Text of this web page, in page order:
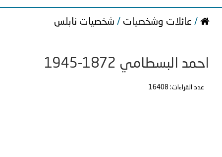
/ عائلات وشخصيات / شخصيات نابلس
احمد البسطامي 1872-1945
عدد القراءات: 16408